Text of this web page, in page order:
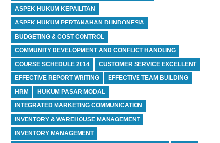
ASPEK HUKUM KEPAILITAN
ASPEK HUKUM PERTANAHAN DI INDONESIA
BUDGETING & COST CONTROL
COMMUNITY DEVELOPMENT AND CONFLICT HANDLING
COURSE SCHEDULE 2014 CUSTOMER SERVICE EXCELLENT
EFFECTIVE REPORT WRITING EFFECTIVE TEAM BUILDING
HRM HUKUM PASAR MODAL
INTEGRATED MARKETING COMMUNICATION
INVENTORY & WAREHOUSE MANAGEMENT
INVENTORY MANAGEMENT